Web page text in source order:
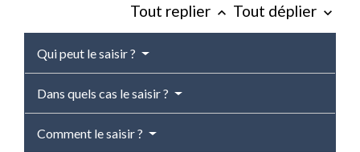
Tout replier keyboard_arrow_up Tout déplier keyboard_arrow_down
Qui peut le saisir ?
Dans quels cas le saisir ?
Comment le saisir ?